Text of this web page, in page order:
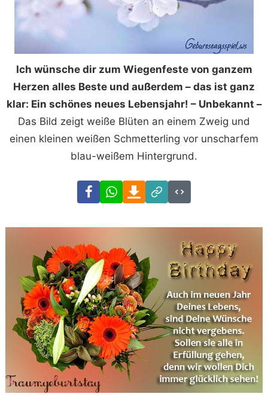
Ich wünsche dir zum Wiegenfeste von ganzem
Herzen alles Beste und außerdem – das ist ganz
klar: Ein schönes neues Lebensjahr! – Unbekannt –
Das Bild zeigt weiße Blüten an einem Zweig und
einen kleinen weißen Schmetterling vor unscharfem
blau-weißem Hintergrund.
FacebookWhatsAppDownload
Link
Code